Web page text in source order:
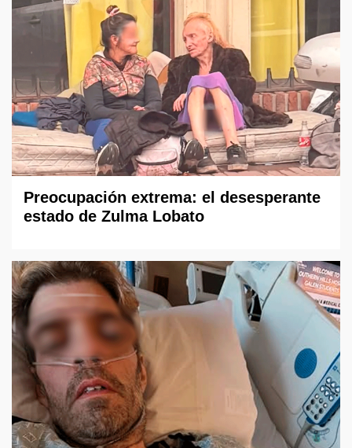
Preocupación extrema: el desesperante
estado de Zulma Lobato